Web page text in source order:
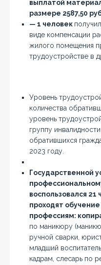
выплатой
размере 2587,50
— 1 человек
виде компенсации
жилого помещения
трудоустройстве в
Уровень
количества
уровень
группу
обратившихся
2023 году.
Государственной
воспользовался
проходят
профессиям:
по маникюру
ручной сварки,
младший
кадрам, слесарь по